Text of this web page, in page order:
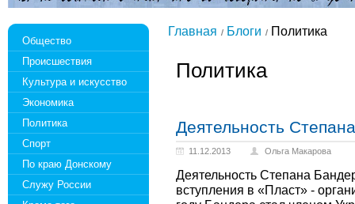
Общество
Происшествия
Культура и искусство
Экономика
Политика
Спорт
По краю Донскому
Служу России
Главная Блоги Политика
Политика
Деятельность
11.12.2013 Ольга Макарова
Деятельность Степана
вступления в «Пласт» -